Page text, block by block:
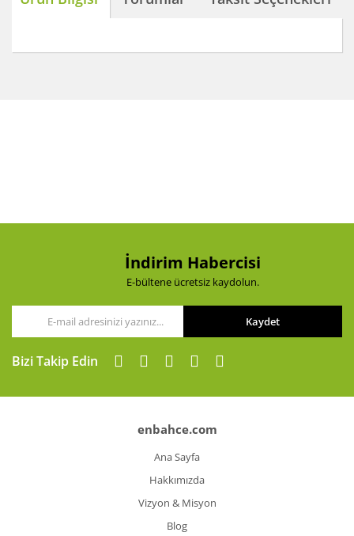
Ürün fiyatı diğer sitelerden daha pahalı.
Gönder
İndirim Habercisi
E-bültene ücretsiz kaydolun.
Kaydet
Bizi Takip Edin
enbahce.com
Ana Sayfa
Hakkımızda
Vizyon & Misyon
Blog